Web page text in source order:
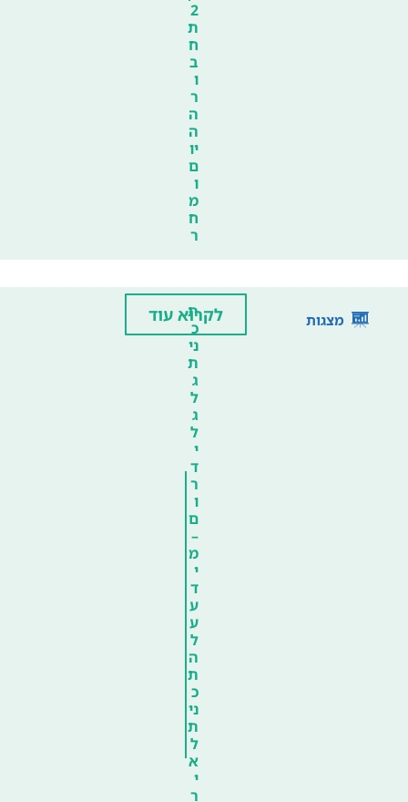
2
ת
ח
ב
ו
ר
ה
ה
יו
ם
ו
מ
ח
ר
מצגות
ת
כ
ני
ת
ג
ל
ג
ל
י
ד
ר
ו
ם
–
מ
י
ד
ע
ע
ל
ה
ת
כ
ני
ת
ל
א
י
ר
לקרוא עוד